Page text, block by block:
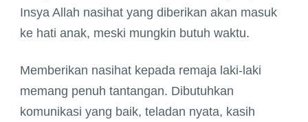
Insya Allah nasihat yang diberikan akan masuk
ke hati anak, meski mungkin butuh waktu.
Memberikan nasihat kepada remaja laki-laki
memang penuh tantangan. Dibutuhkan
komunikasi yang baik, teladan nyata, kasih